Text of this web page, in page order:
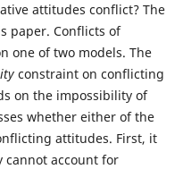
attitudes conflict? The
paper. Conflicts of
one of two models. The
constraint on conflicting
on the impossibility of
whether either of the
attitudes. First, it
cannot account for